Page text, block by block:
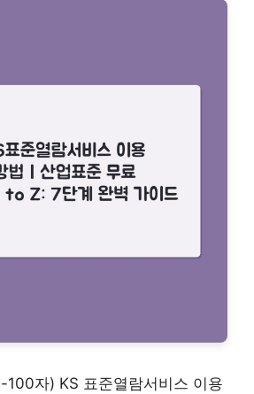
자) KS 표준열람서비스 이용